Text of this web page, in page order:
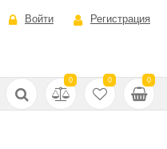
Войти Регистрация
0 0 0